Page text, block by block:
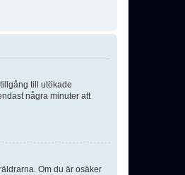
till utökade
några minuter att
Om du är osäker